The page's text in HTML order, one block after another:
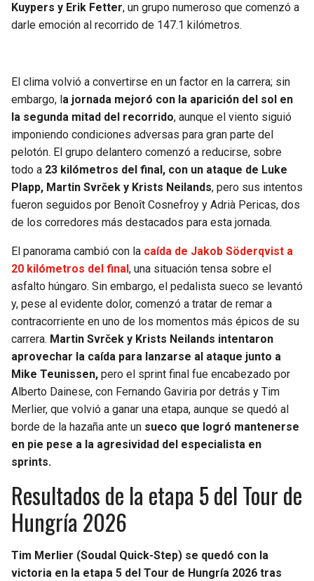
Kuypers y Erik Fetter, un grupo numeroso que comenzó a
darle emoción al recorrido de 147.1 kilómetros.
El clima volvió a convertirse en un factor en la carrera; sin
embargo, l a jornada mejoró con la aparición del sol en
la segunda mitad del recorrido, aunque el viento siguió
imponiendo condiciones adversas para gran parte del
pelotón. El grupo delantero comenzó a reducirse, sobre
todo a 23 kilómetros del final, con un ataque de Luke
Plapp, Martin Svrček y Krists Neilands, pero sus intentos
fueron seguidos por Benoît Cosnefroy y Adrià Pericas, dos
de los corredores más destacados para esta jornada.
El panorama cambió con la caída de Jakob Söderqvist a
20 kilómetros del final , una situación tensa sobre el
asfalto húngaro. Sin embargo, el pedalista sueco se levantó
y, pese al evidente dolor, comenzó a tratar de remar a
contracorriente en uno de los momentos más épicos de su
carrera. Martin Svrček y Krists Neilands intentaron
aprovechar la caída para lanzarse al ataque junto a
Mike Teunissen, pero el sprint final fue encabezado por
Alberto Dainese, con Fernando Gaviria por detrás y Tim
Merlier, que volvió a ganar una etapa, aunque se quedó al
borde de la hazaña ante un sueco que logró mantenerse
en pie pese a la agresividad del especialista en
sprints.
Resultados de la etapa 5 del Tour de
Hungría 2026
Tim Merlier (Soudal Quick-Step) se quedó con la
victoria en la etapa 5 del Tour de Hungría 2026 tras